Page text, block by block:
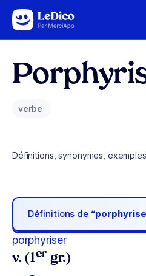
Aller au contenu
verbe
Définitions, synonymes,
Définitions de
porphyriser
v. (1er gr.)